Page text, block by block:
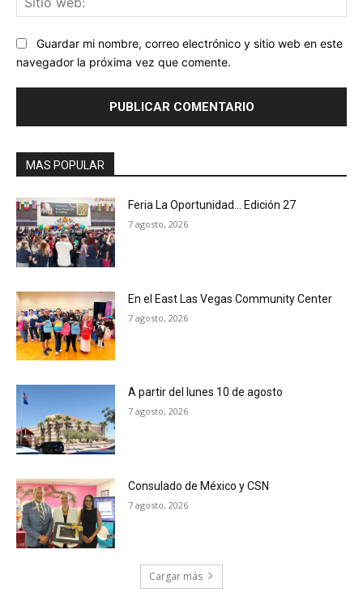
Guardar mi nombre, correo electrónico y sitio web en este
navegador la próxima vez que comente.
MAS POPULAR
Feria La Oportunidad… Edición 27
7 agosto, 2026
En el East Las Vegas Community Center
7 agosto, 2026
A partir del lunes 10 de agosto
7 agosto, 2026
Consulado de México y CSN
7 agosto, 2026
Cargar más